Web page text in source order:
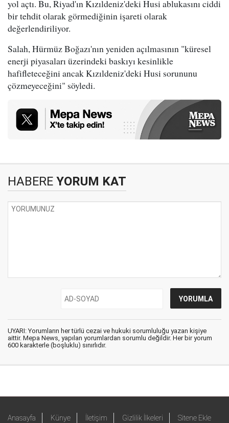
yol açtı. Bu, Riyad'ın Kızıldeniz'deki Husi ablukasını ciddi
bir tehdit olarak görmediğinin işareti olarak
değerlendiriliyor.
Salah, Hürmüz Boğazı'nın yeniden açılmasının "küresel
enerji piyasaları üzerindeki baskıyı kesinlikle
hafifleteceğini ancak Kızıldeniz'deki Husi sorununu
çözmeyeceğini" söyledi.
HABERE YORUM KAT
UYARI: Yorumların her türlü cezai ve hukuki sorumluluğu yazan kişiye
aittir. Mepa News, yapılan yorumlardan sorumlu değildir. Her bir yorum
600 karakterle (boşluklu) sınırlıdır.
Anasayfa Künye İletişim Gizlilik İlkeleri Sitene Ekle